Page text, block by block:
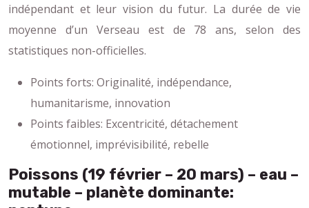
indépendant et leur vision du futur. La durée de vie
moyenne d’un Verseau est de 78 ans, selon des
statistiques non-officielles.
Points forts: Originalité, indépendance,
humanitarisme, innovation
Points faibles: Excentricité, détachement
émotionnel, imprévisibilité, rebelle
Poissons (19 février – 20 mars) – eau –
mutable – planète dominante: